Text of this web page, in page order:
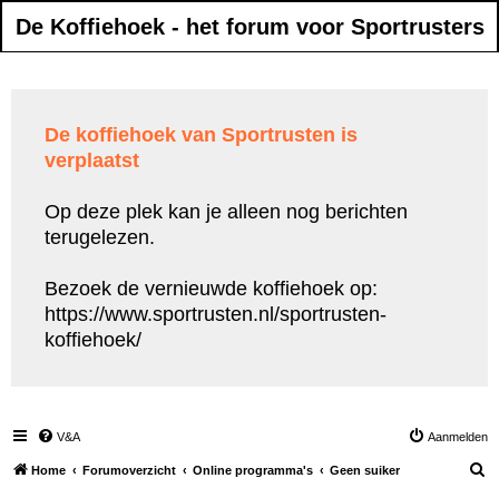
De Koffiehoek - het forum voor Sportrusters
De koffiehoek van Sportrusten is
verplaatst
Op deze plek kan je alleen nog berichten
terugelezen.
Bezoek de vernieuwde koffiehoek op:
https://www.sportrusten.nl/sportrusten-
koffiehoek/
V&A Aanmelden
Home Forumoverzicht Online programma's Geen suiker